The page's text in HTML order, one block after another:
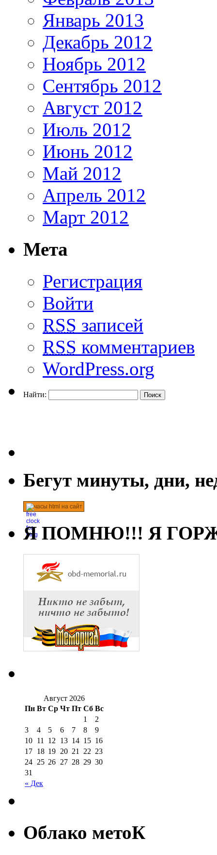
Январь 2013
Декабрь 2012
Ноябрь 2012
Сентябрь 2012
Август 2012
Июль 2012
Июнь 2012
Май 2012
Апрель 2012
Март 2012
Мета
Регистрация
Войти
RSS записей
RSS комментариев
WordPress.org
Найти:
Бегут минуты, дни,
часы html на сайт
Я ПОМНЮ!!! Я
Август 2026
Пн Вт Ср Чт Пт Сб Вс
« Дек
1
2
3
4 5 6 7 8
9
10 11 12 13 14 15 16
17 18 19 20 21 22 23
24 25 26 27 28 29 30
31
Облако метоК